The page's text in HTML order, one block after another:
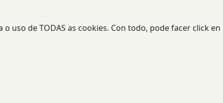
uso de TODAS as cookies. Con todo, pode facer click en